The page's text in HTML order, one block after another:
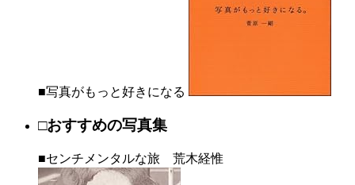
■写真がもっと好きになる
□おすすめの写真集
■センチメンタルな旅 荒木経惟